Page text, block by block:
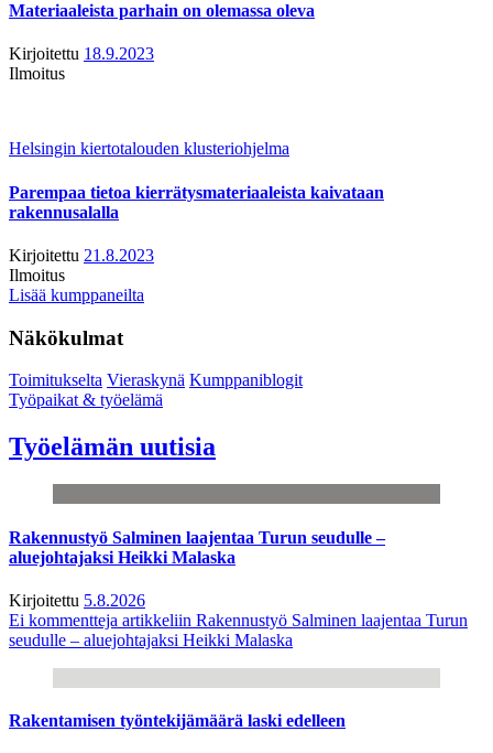
Materiaaleista parhain on olemassa oleva
Kirjoitettu 18.9.2023
Ilmoitus
Helsingin kiertotalouden klusteriohjelma
Parempaa tietoa kierrätysmateriaaleista kaivataan
rakennusalalla
Kirjoitettu 21.8.2023
Ilmoitus
Lisää kumppaneilta
Näkökulmat
Toimitukselta Vieraskynä Kumppaniblogit
Työpaikat & työelämä
Työelämän uutisia
Rakennustyö Salminen laajentaa Turun seudulle –
aluejohtajaksi Heikki Malaska
Kirjoitettu 5.8.2026
Ei kommentteja artikkeliin Rakennustyö Salminen laajentaa Turun
seudulle – aluejohtajaksi Heikki Malaska
Rakentamisen työntekijämäärä laski edelleen